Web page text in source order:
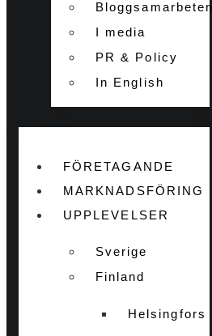
Bloggsamarbeten
I media
PR & Policy
In English
FÖRETAGANDE
MARKNADSFÖRING
UPPLEVELSER
Sverige
Finland
Helsingfors